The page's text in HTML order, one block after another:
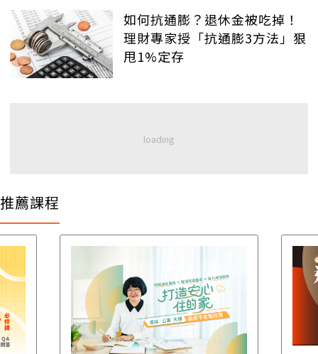
如何抗通膨？退休金被吃掉！
理財專家授「抗通膨3方法」狠
甩1%定存
推薦課程